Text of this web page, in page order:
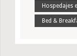
Hospedajes
Bed &